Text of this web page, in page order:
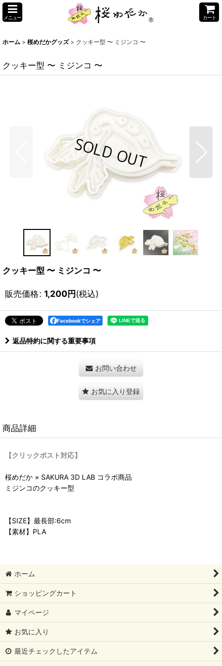
メニュー カート
ホーム > 桜めだかグッズ > クッキー型 〜 ミジンコ 〜
クッキー型 〜 ミジンコ 〜
クッキー型 〜 ミジンコ 〜
販売価格: 1,200円(税込)
Facebookでシェア
返品特約に関する重要事項
お問い合わせ
お気に入り登録
商品詳細
【クリックポスト対応】
桜めだか × SAKURA 3D LAB コラボ商品
ミジンコのクッキー型
【SIZE】最長部:6cm
【素材】PLA
ホーム
ショッピングカート
マイページ
お気に入り
最近チェックしたアイテム